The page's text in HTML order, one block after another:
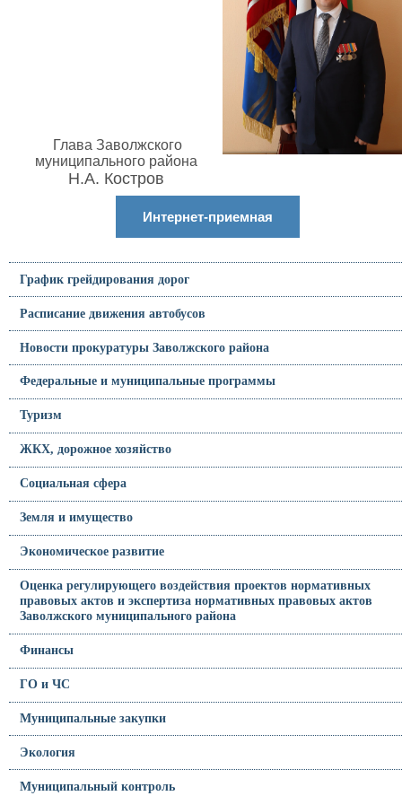
Глава Заволжского
муниципального района
Н.А. Костров
Интернет-приемная
График грейдирования дорог
Расписание движения автобусов
Новости прокуратуры Заволжского района
Федеральные и муниципальные программы
Туризм
ЖКХ, дорожное хозяйство
Социальная сфера
Земля и имущество
Экономическое развитие
Оценка регулирующего воздействия проектов нормативных
правовых актов и экспертиза нормативных правовых актов
Заволжского муниципального района
Финансы
ГО и ЧС
Муниципальные закупки
Экология
Муниципальный контроль